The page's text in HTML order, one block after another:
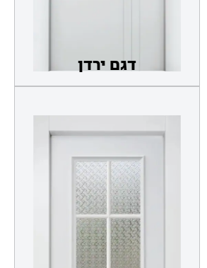
דגם ירדן